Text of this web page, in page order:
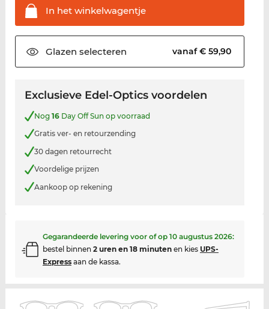
In hetwinkelwagentje
Glazen selecteren vanaf € 59,90
Exclusieve Edel-Optics voordelen
Nog 16Day Off Sun op voorraad
Gratis ver- en retourzending
30 dagen retourrecht
Voordelige prijzen
Aankoop op rekening
Gegarandeerde levering voor of op 10 augustus 2026:
bestel binnen 2 uren en 18 minutenen kies UPS-
Expressaan de kassa.